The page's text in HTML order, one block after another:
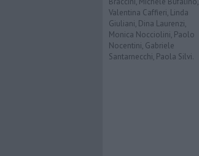
Valentina Caffieri, Linda
Giuliani, Dina Laurenzi,
Monica Nocciolini, Paolo
Nocentini, Gabriele
Santarnecchi, Paola Silvi.